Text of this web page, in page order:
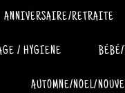
ANNIVERSAIRE/RETRAITE
/ HYGIENE
AUTOMNE/NOEL/